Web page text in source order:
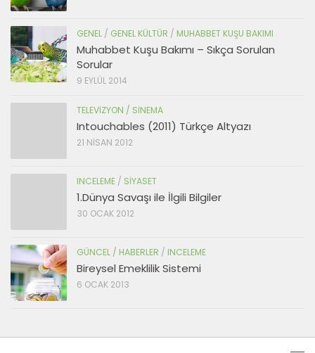
GENEL / GENEL KÜLTÜR / MUHABBET KUŞU BAKIMI
Muhabbet Kuşu Bakımı – Sıkça Sorulan
Sorular
9 EYLÜL 2014
TELEVIZYON / SINEMA
Intouchables (2011) Türkçe Altyazı
21 NISAN 2012
INCELEME / SIYASET
1.Dünya Savaşı ile İlgili Bilgiler
30 OCAK 2012
GÜNCEL / HABERLER / INCELEME
Bireysel Emeklilik Sistemi
6 OCAK 2013